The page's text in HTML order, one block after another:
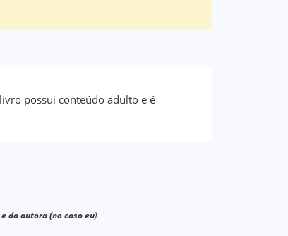
possui conteúdo adulto e é
da autora (no caso eu).